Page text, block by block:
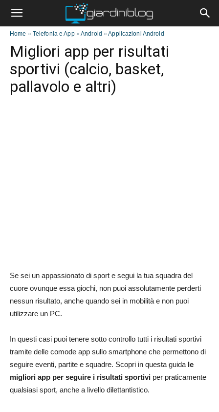
Home » Telefonia e App»Android »Applicazioni Android
Migliori app per risultati
sportivi (calcio, basket,
pallavolo e altri)
Se sei un appassionato di sport e segui la tua squadra del
cuore ovunque essa giochi, non puoi assolutamente perderti
nessun risultato, anche quando sei in mobilità e non puoi
utilizzare un PC.
In questi casi puoi tenere sotto controllo tutti i risultati sportivi
tramite delle comode app sullo smartphone che permettono di
seguire eventi, partite e squadre. Scopri in questa guida le
migliori app per seguire i risultati sportivi per praticamente
qualsiasi sport, anche a livello dilettantistico.